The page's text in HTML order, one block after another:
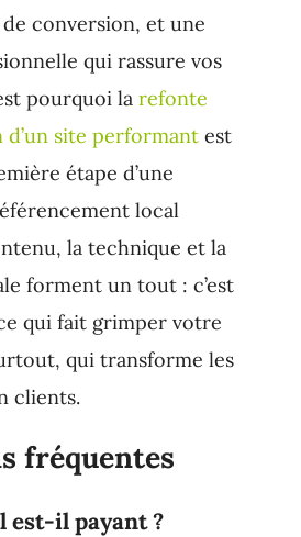
conversion, et une
qui rassure vos
pourquoi la refonte
site performantest
étape d’une
local
la technique et la
forment un tout : c’est
qui fait grimper votre
qui transforme les
clients.
fréquentes
est-il payant ?